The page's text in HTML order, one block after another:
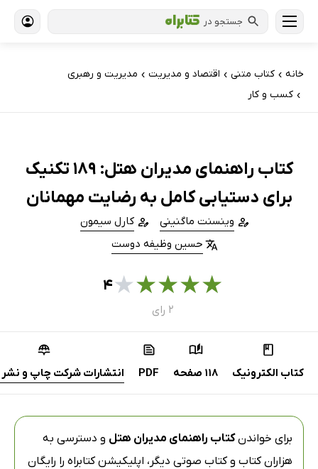
جستجو در
خانه › کتاب‌ متنی › اقتصاد و مدیریت › مدیریت و رهبری
› کسب و کار
کتاب راهنمای مدیران هتل: 189 تکنیک
برای دستیابی کامل به رضایت مهمانان
وینسنت ماگنینی
کارل سیمون
حسین وظیفه دوست
★
★
★
★
★۴
۲ رای
کتاب الکترونیک 118 صفحه PDF انتشارات شرکت چاپ و نشر
برای خواندنکتاب راهنمای مدیران هتل و دسترسی به
هزاران کتاب و کتاب صوتی دیگر، اپلیکیشن کتابراه را رایگان